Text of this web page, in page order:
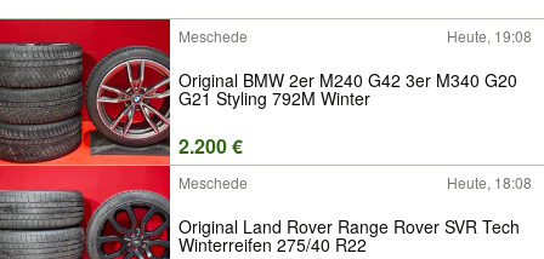
Meschede Heute, 19:08
Original BMW 2er M240 G42 3er M340 G20
G21 Styling 792M Winter
2.200 €
Meschede Heute, 18:08
Original Land Rover Range Rover SVR Tech
Winterreifen 275/40 R22